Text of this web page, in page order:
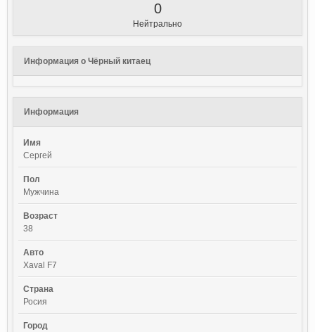
0
Нейтрально
Информация о Чёрный китаец
Информация
Имя
Сергей
Пол
Мужчина
Возраст
38
Авто
Xaval F7
Страна
Росия
Город